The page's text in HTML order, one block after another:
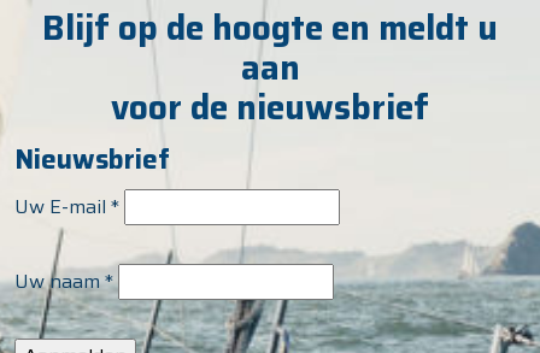
Blijf op de hoogte en meldt u
aan
voor de nieuwsbrief
Nieuwsbrief
Uw E-mail *
Uw naam*